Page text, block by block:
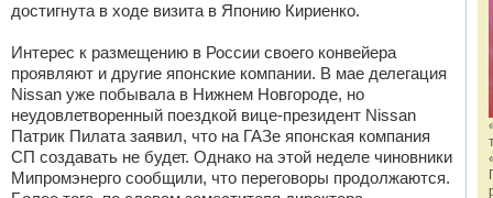
достигнута в ходе визита в Японию Кириенко.
Интерес к размещению в России своего конвейера
проявляют и другие японские компании. В мае делегация
Nissan уже побывала в Нижнем Новгороде, но
неудовлетворенный поездкой вице-президент Nissan
Патрик Пилата заявил, что на ГАЗе японская компания
СП создавать не будет. Однако на этой неделе чиновники
Мипромэнерго сообщили, что переговоры продолжаются.